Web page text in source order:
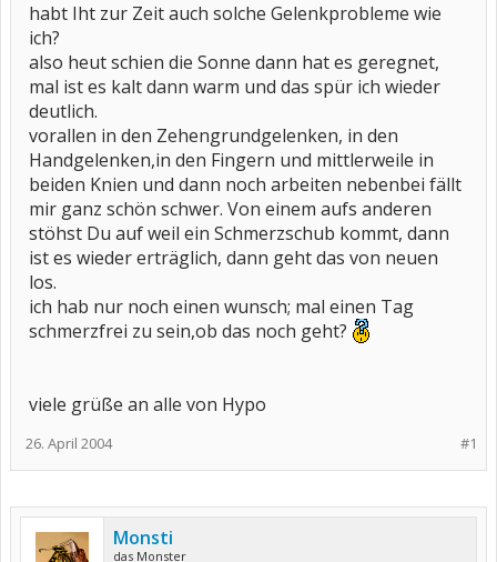
habt Iht zur Zeit auch solche Gelenkprobleme wie
ich?
also heut schien die Sonne dann hat es geregnet,
mal ist es kalt dann warm und das spür ich wieder
deutlich.
vorallen in den Zehengrundgelenken, in den
Handgelenken,in den Fingern und mittlerweile in
beiden Knien und dann noch arbeiten nebenbei fällt
mir ganz schön schwer. Von einem aufs anderen
stöhst Du auf weil ein Schmerzschub kommt, dann
ist es wieder erträglich, dann geht das von neuen
los.
ich hab nur noch einen wunsch; mal einen Tag
schmerzfrei zu sein,ob das noch geht?
viele grüße an alle von Hypo
#1
26. April 2004
Monsti
das Monster